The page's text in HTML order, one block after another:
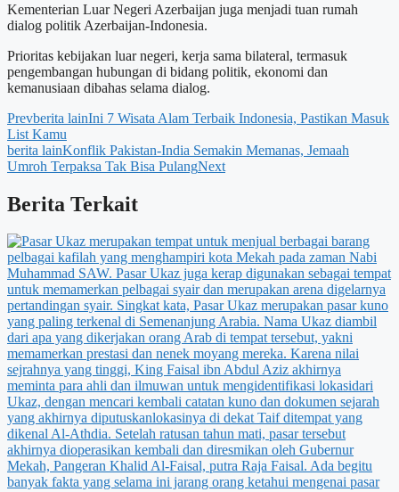
Kementerian Luar Negeri Azerbaijan juga menjadi tuan rumah
dialog politik Azerbaijan-Indonesia.
Prioritas kebijakan luar negeri, kerja sama bilateral, termasuk
pengembangan hubungan di bidang politik, ekonomi dan
kemanusiaan dibahas selama dialog.
Prevberita lainIni 7 Wisata Alam Terbaik Indonesia, Pastikan Masuk
List Kamu
berita lainKonflik Pakistan-India Semakin Memanas, Jemaah
Umroh Terpaksa Tak Bisa PulangNext
Berita Terkait